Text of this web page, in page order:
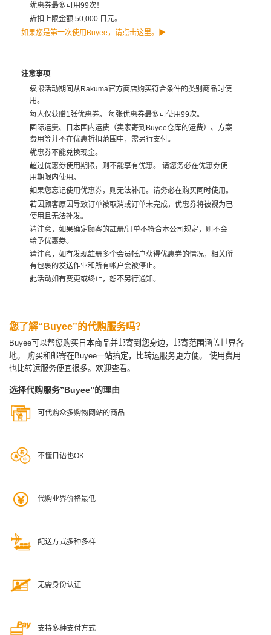
优惠券最多可用99次！
折扣上限金额 50,000 日元。
如果您是第一次使用Buyee，请点击这里。▶
注意事项
仅限活动期间从Rakuma官方商店购买符合条件的类别商品时使
用。
每人仅获赠1张优惠券。 每张优惠券最多可使用99次。
国际运费、日本国内运费（卖家寄到Buyee仓库的运费）、方案
费用等并不在优惠折扣范围中，需另行支付。
优惠券不能兑换现金。
超过优惠券使用期限，则不能享有优惠。 请您务必在优惠券使
用期限内使用。
如果您忘记使用优惠券，则无法补用。请务必在购买同时使用。
若因顾客原因导致订单被取消或订单未完成，优惠券将被视为已
使用且无法补发。
请注意，如果确定顾客的註册/订单不符合本公司规定，则不会
给予优惠券。
请注意，如有发现註册多个会员帐户获得优惠券的情况，相关所
有包裹的发送作业和所有帐户会被停止。
此活动如有变更或终止，恕不另行通知。
您了解“Buyee”的代购服务吗？
Buyee可以帮您购买日本商品并邮寄到您身边，邮寄范围涵盖世界各
地。
购买和邮寄在Buyee一站搞定，比转运服务更方便。
使用费用
也比转运服务便宜很多。欢迎查看。
选择代购服务”Buyee”的理由
可代购众多购物网站的商品
不懂日语也OK
代购业界价格最低
配送方式多种多样
无需身份认证
支持多种支付方式